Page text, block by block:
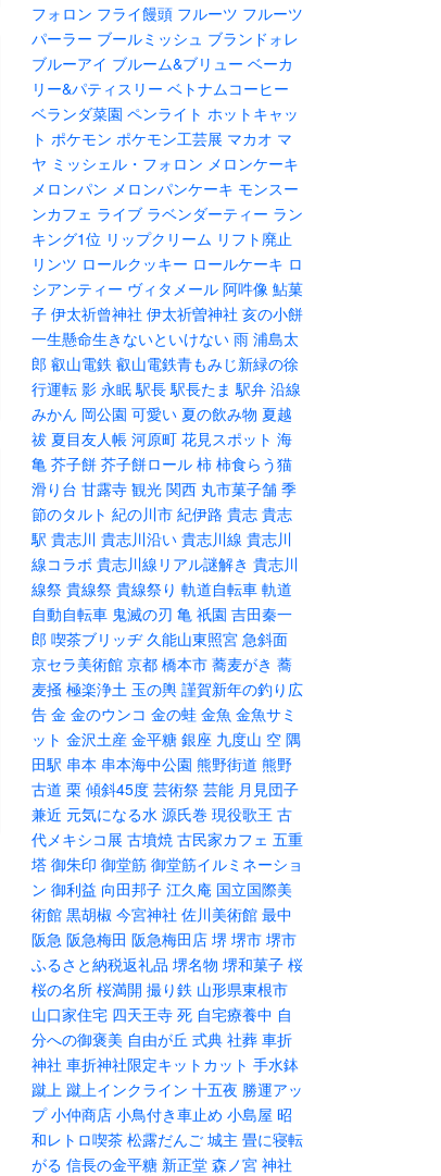
フォロン フライ饅頭 フルーツ フルーツ
パーラー ブールミッシュ ブランドォレ
ブルーアイ ブルーム&ブリュー ベーカ
リー&パティスリー ベトナムコーヒー
ベランダ菜園 ペンライト ホットキャッ
ト ポケモン ポケモン工芸展 マカオ マ
ヤ ミッシェル・フォロン メロンケーキ
メロンパン メロンパンケーキ モンスー
ンカフェ ライブ ラベンダーティー ラン
キング1位 リップクリーム リフト廃止
リンツ ロールクッキー ロールケーキ ロ
シアンティー ヴィタメール 阿吽像 鮎菓
子 伊太祈曾神社 伊太祈曽神社 亥の小餅
一生懸命生きないといけない 雨 浦島太
郎 叡山電鉄 叡山電鉄青もみじ新緑の徐
行運転 影 永眠 駅長 駅長たま 駅弁 沿線
みかん 岡公園 可愛い 夏の飲み物 夏越
祓 夏目友人帳 河原町 花見スポット 海
亀 芥子餅 芥子餅ロール 柿 柿食らう猫
滑り台 甘露寺 観光 関西 丸市菓子舗 季
節のタルト 紀の川市 紀伊路 貴志 貴志
駅 貴志川 貴志川沿い 貴志川線 貴志川
線コラボ 貴志川線リアル謎解き 貴志川
線祭 貴線祭 貴線祭り 軌道自転車 軌道
自動自転車 鬼滅の刃 亀 祇園 吉田秦一
郎 喫茶ブリッヂ 久能山東照宮 急斜面
京セラ美術館 京都 橋本市 蕎麦がき 蕎
麦掻 極楽浄土 玉の輿 謹賀新年の釣り広
告 金 金のウンコ 金の蛙 金魚 金魚サミ
ット 金沢土産 金平糖 銀座 九度山 空 隅
田駅 串本 串本海中公園 熊野街道 熊野
古道 栗 傾斜45度 芸術祭 芸能 月見団子
兼近 元気になる水 源氏巻 現役歌王 古
代メキシコ展 古墳焼 古民家カフェ 五重
塔 御朱印 御堂筋 御堂筋イルミネーショ
ン 御利益 向田邦子 江久庵 国立国際美
術館 黒胡椒 今宮神社 佐川美術館 最中
阪急 阪急梅田 阪急梅田店 堺 堺市 堺市
ふるさと納税返礼品 堺名物 堺和菓子 桜
桜の名所 桜満開 撮り鉄 山形県東根市
山口家住宅 四天王寺 死 自宅療養中 自
分への御褒美 自由が丘 式典 社葬 車折
神社 車折神社限定キットカット 手水鉢
蹴上 蹴上インクライン 十五夜 勝運アッ
プ 小仲商店 小鳥付き車止め 小島屋 昭
和レトロ喫茶 松露だんご 城主 畳に寝転
がる 信長の金平糖 新正堂 森ノ宮 神社